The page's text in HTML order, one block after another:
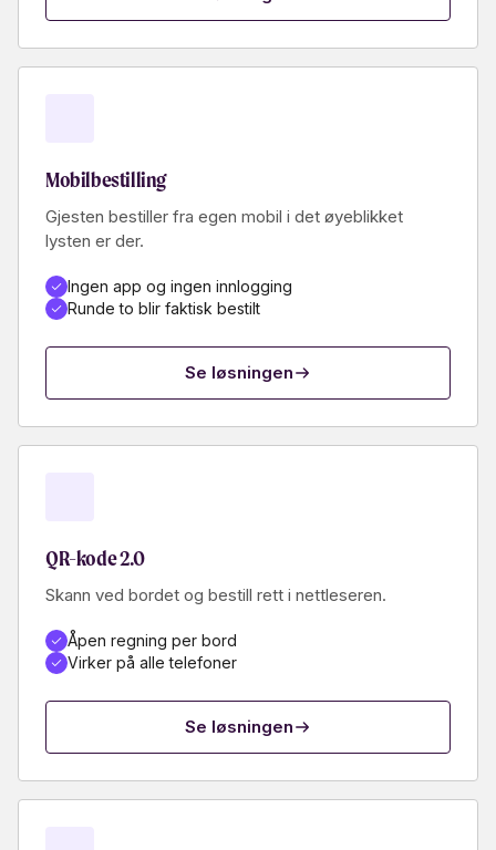
Mobilbestilling
Gjesten bestiller fra egen mobil i det øyeblikket
lysten er der.
Ingen app og ingen innlogging
Runde to blir faktisk bestilt
Se løsningen
QR-kode 2.0
Skann ved bordet og bestill rett i nettleseren.
Åpen regning per bord
Virker på alle telefoner
Se løsningen